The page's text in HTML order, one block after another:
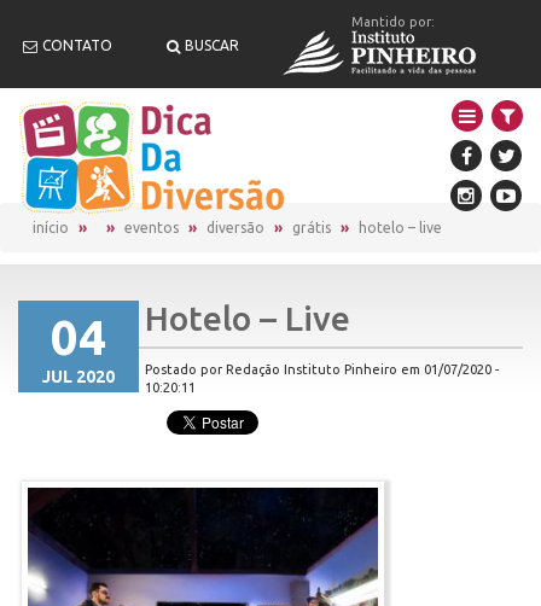
CONTATO BUSCAR
Mantido por:
início eventos diversão grátis hotelo – live
04
JUL 2020
Hotelo – Live
Postado por Redação Instituto Pinheiro em 01/07/2020 -
10:20:11